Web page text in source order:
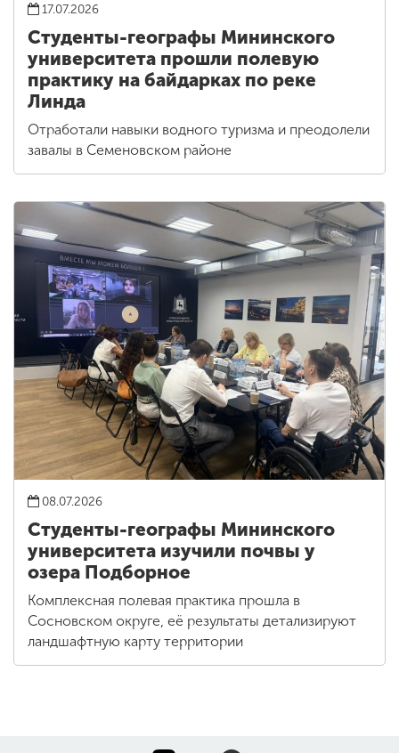
17.07.2026
Студенты-географы Мининского
университета прошли полевую
практику на байдарках по реке
Линда
Отработали навыки водного туризма и преодолели
завалы в Семеновском районе
08.07.2026
Студенты-географы Мининского
университета изучили почвы у
озера Подборное
Комплексная полевая практика прошла в
Сосновском округе, её результаты детализируют
ландшафтную карту территории